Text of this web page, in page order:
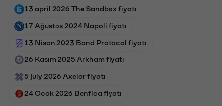
13 april 2026 The Sandbox fiyatı
17 Ağustos 2024 Napoli fiyatı
13 Nisan 2023 Band Protocol fiyatı
26 Kasım 2025 Arkham fiyatı
5 july 2026 Axelar fiyatı
24 Ocak 2026 Benfica fiyatı